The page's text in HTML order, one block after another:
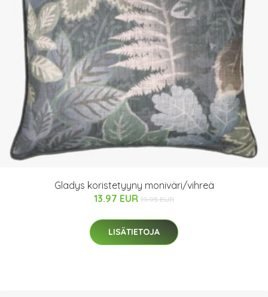
Gladys koristetyyny moniväri/vihreä
13.97 EUR 19.95 EUR
LISÄTIETOJA